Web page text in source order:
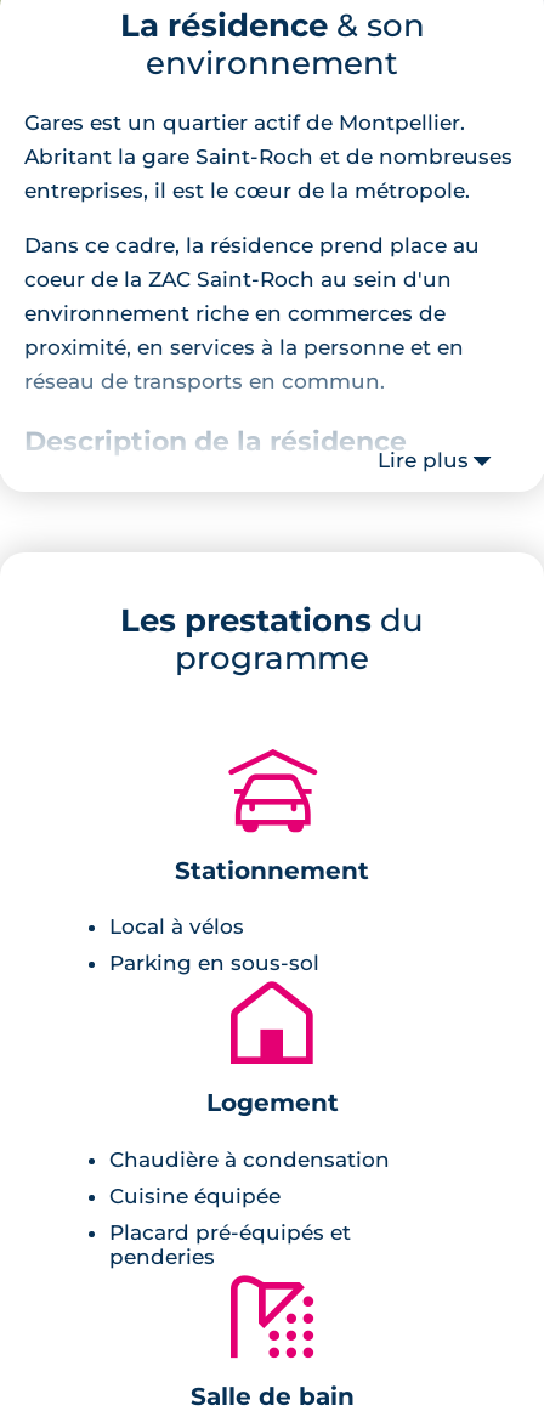
La résidence& son
environnement
Gares est un quartier actif de Montpellier.
Abritant la gare Saint-Roch et de nombreuses
entreprises, il est le cœur de la métropole.
Dans ce cadre, la résidence prend place au
coeur de la ZAC Saint-Roch au sein d'un
environnement riche en commerces de
proximité, en services à la personne et en
réseau de transports en commun.
Description de la résidence
dédié aux boutiques et commerces. Les
niveaux supérieurs aux formes sensuelles et
sinueuses proposent une collection
Prestations du bien neuf
Pièce de vie :
volets roulants électriques,
balcon et terrasse en guise d'extérieur.
Salle de bains :
radiateur sèche-serviette,
meuble vasque avec miroir et appliques
carrelage avec faïence assortie.
Lire plus
Les prestations du
programme
🚗
Stationnement
Local à vélos
Parking en sous-sol
🏚
Logement
Chaudière à condensation
Cuisine équipée
Placard pré-équipés et
penderies
🚿
Salle de bain